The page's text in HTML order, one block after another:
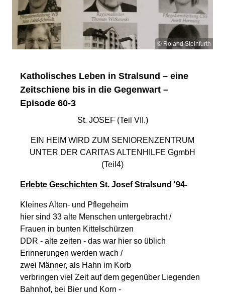
© Roland Steinfurth
Katholisches Leben in Stralsund – eine
Zeitschiene bis in die Gegenwart –
Episode 60-3
St. JOSEF (Teil VII.)
EIN HEIM WIRD ZUM SENIORENZENTRUM
UNTER DER CARITAS ALTENHILFE GgmbH
(Teil4)
Erlebte Geschichten St. Josef Stralsund '94-
Kleines Alten- und Pflegeheim
hier sind 33 alte Menschen untergebracht /
Frauen in bunten Kittelschürzen
DDR - alte zeiten - das war hier so üblich
Erinnerungen werden wach /
zwei Männer, als Hahn im Korb
verbringen viel Zeit auf dem gegenüber Liegenden
Bahnhof, bei Bier und Korn -